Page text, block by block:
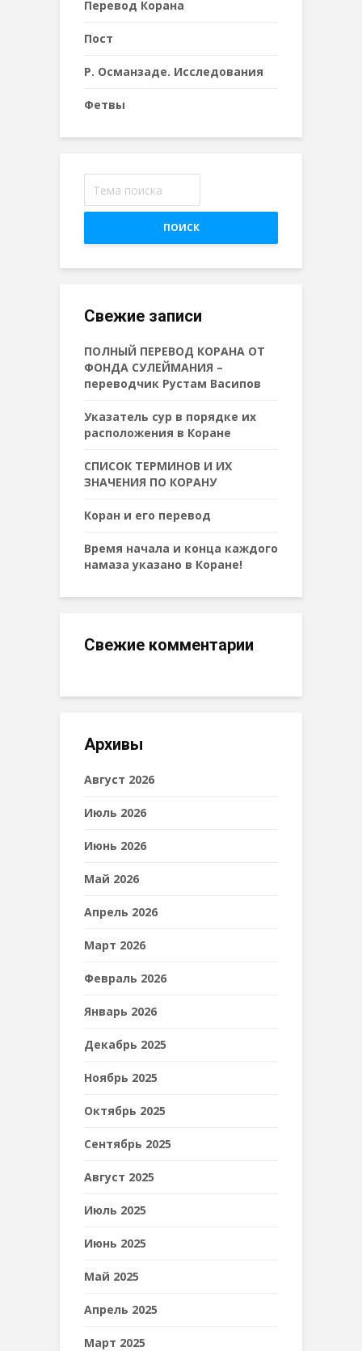
Перевод Корана
Пост
Р. Османзаде. Исследования
Фетвы
ПОИСК
Свежие записи
ПОЛНЫЙ ПЕРЕВОД КОРАНА ОТ
ФОНДА СУЛЕЙМАНИЯ –
переводчик Рустам Васипов
Указатель сур в порядке их
расположения в Коране
СПИСОК ТЕРМИНОВ И ИХ
ЗНАЧЕНИЯ ПО КОРАНУ
Коран и его перевод
Время начала и конца каждого
намаза указано в Коране!
Свежие комментарии
Архивы
Август 2026
Июль 2026
Июнь 2026
Май 2026
Апрель 2026
Март 2026
Февраль 2026
Январь 2026
Декабрь 2025
Ноябрь 2025
Октябрь 2025
Сентябрь 2025
Август 2025
Июль 2025
Июнь 2025
Май 2025
Апрель 2025
Март 2025